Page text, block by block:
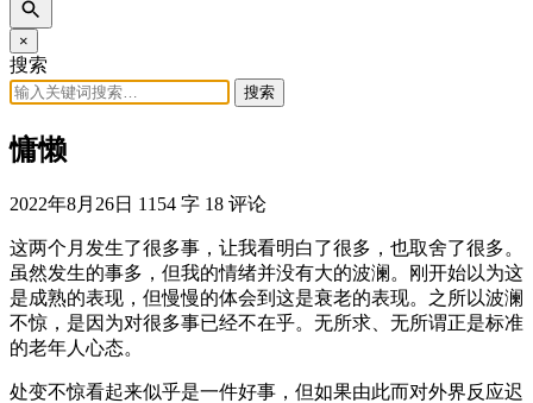
×
搜索
搜索
慵懒
2022年8月26日 1154 字 18 评论
这两个月发生了很多事，让我看明白了很多，也取舍了很多。
虽然发生的事多，但我的情绪并没有大的波澜。刚开始以为这
是成熟的表现，但慢慢的体会到这是衰老的表现。之所以波澜
不惊，是因为对很多事已经不在乎。无所求、无所谓正是标准
的老年人心态。
处变不惊看起来似乎是一件好事，但如果由此而对外界反应迟